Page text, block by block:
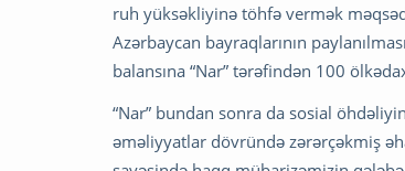
ruh yüksəkliyinə töhfə vermək
Azərbaycan bayraqlarının
balansına “Nar” tərəfindən 100
“Nar” bundan sonra da sosial
əməliyyatlar dövründə zərərçəkmiş